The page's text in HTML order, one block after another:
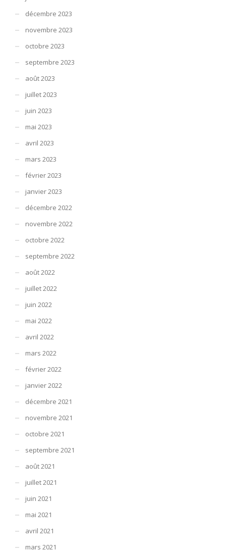
décembre 2023
novembre 2023
octobre 2023
septembre 2023
août 2023
juillet 2023
juin 2023
mai 2023
avril 2023
mars 2023
février 2023
janvier 2023
décembre 2022
novembre 2022
octobre 2022
septembre 2022
août 2022
juillet 2022
juin 2022
mai 2022
avril 2022
mars 2022
février 2022
janvier 2022
décembre 2021
novembre 2021
octobre 2021
septembre 2021
août 2021
juillet 2021
juin 2021
mai 2021
avril 2021
mars 2021